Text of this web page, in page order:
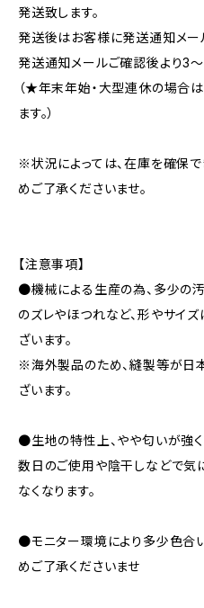
発送致します。
発送後はお客様に発送通知メー
発送通知メールご確認後より3〜
（★年末年始・大型連休の場合
ます。）
※状況によっては、在庫を確保
めご了承くださいませ。
【注意事項】
●機械による生産の為、多少の
のズレやほつれなど、形やサイ
ざいます。
※海外製品のため、縫製等が日
ざいます。
●生地の特性上、やや匂いが強く
数日のご使用や陰干しなどで気
なくなります。
●モニター環境により多少色合
めご了承くださいませ